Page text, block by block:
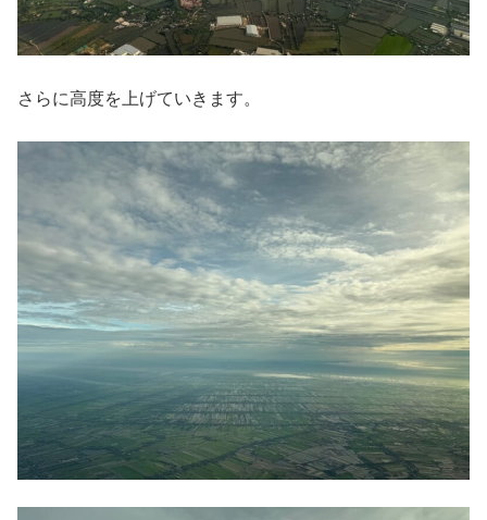
さらに高度を上げていきます。